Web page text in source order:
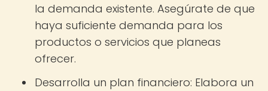
la demanda existente. Asegúrate de que
haya suficiente demanda para los
productos o servicios que planeas
ofrecer.
Desarrolla un plan financiero: Elabora un